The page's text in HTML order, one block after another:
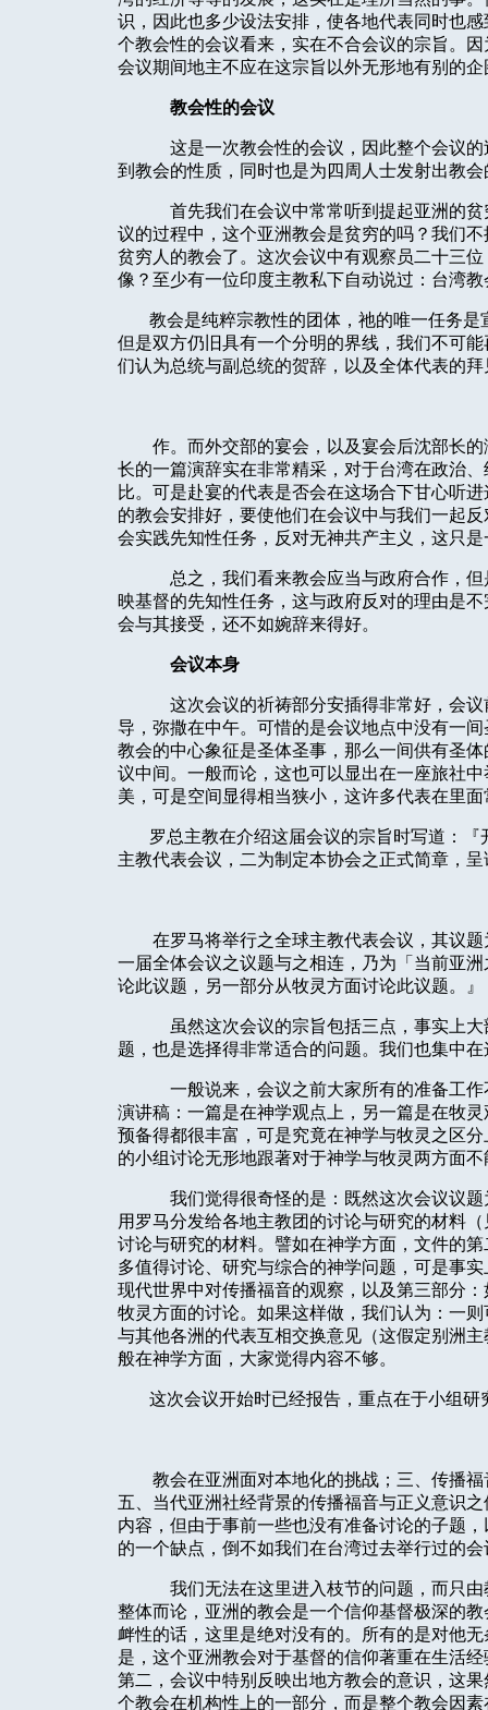
识，因此也多少设法安排，使各地代表同时也
个教会性的会议看来，实在不合会议的宗旨。
会议期间地主不应在这宗旨以外无形地有别的企
教会性的会议
这是一次教会性的会议，因此整个会议
到教会的性质，同时也是为四周人士发射出教
首先我们在会议中常常听到提起亚洲的
议的过程中，这个亚洲教会是贫穷的吗？我们
贫穷人的教会了。这次会议中有观察员二十三
像？至少有一位印度主教私下自动说过：台湾
教会是纯粹宗教性的团体，祂的唯一任务
但是双方仍旧具有一个分明的界线，我们不可
们认为总统与副总统的贺辞，以及全体代表的
作。而外交部的宴会，以及宴会后沈部长
长的一篇演辞实在非常精采，对于台湾在政治
比。可是赴宴的代表是否会在这场合下甘心听
的教会安排好，要使他们在会议中与我们一起
会实践先知性任务，反对无神共产主义，这只
总之，我们看来教会应当与政府合作，
映基督的先知性任务，这与政府反对的理由是
会与其接受，还不如婉辞来得好。
会议本身
这次会议的祈祷部分安插得非常好，会
导，弥撒在中午。可惜的是会议地点中没有一
教会的中心象征是圣体圣事，那么一间供有圣
议中间。一般而论，这也可以显出在一座旅社
美，可是空间显得相当狭小，这许多代表在里
罗总主教在介绍这届会议的宗旨时写道： 『
主教代表会议，二为制定本协会之正式简章，
在罗马将举行之全球主教代表会议，其议
一届全体会议之议题与之相连，乃为「当前亚
论此议题，另一部分从牧灵方面讨论此议题。
』
虽然这次会议的宗旨包括三点，事实上
题，也是选择得非常适合的问题。我们也集中
一般说来，会议之前大家所有的准备工
演讲稿：一篇是在神学观点上，另一篇是在牧
预备得都很丰富，可是究竟在神学与牧灵之区
的小组讨论无形地跟著对于神学与牧灵两方面
我们觉得很奇怪的是：既然这次会议议
用罗马分发给各地主教团的讨论与研究的材料
讨论与研究的材料。譬如在神学方面，文件的
多值得讨论、研究与综合的神学问题，可是事
现代世界中对传播福音的观察，以及第三部分
牧灵方面的讨论。如果这样做，我们认为：一
与其他各洲的代表互相交换意见（这假定别洲
般在神学方面，大家觉得内容不够。
这次会议开始时已经报告，重点在于小组
教会在亚洲面对本地化的挑战；三、传播
五、当代亚洲社经背景的传播福音与正义意识
内容，但由于事前一些也没有准备讨论的子题
的一个缺点，倒不如我们在台湾过去举行过的
我们无法在这里进入枝节的问题，而只
整体而论，亚洲的教会是一个信仰基督极深的
衅性的话，这里是绝对没有的。所有的是对他
是，这个亚洲教会对于基督的信仰著重在生活
第二，会议中特别反映出地方教会的意识，这
个教会在机构性上的一部分，而是整个教会因